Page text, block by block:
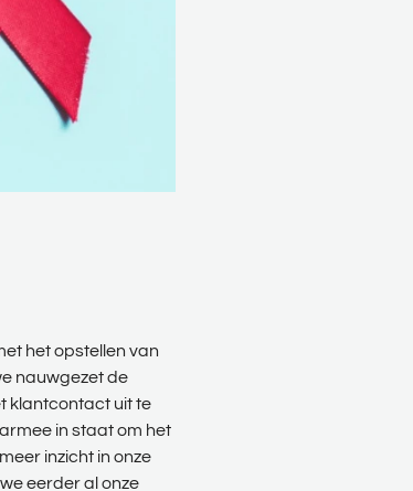
het opstellen van
nauwgezet de
klantcontact uit te
in staat om het
inzicht in onze
eerder al onze